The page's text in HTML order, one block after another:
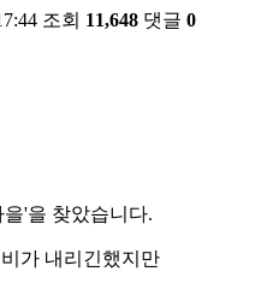
조회 11,648 댓글 0
'을 찾았습니다.
가 내리긴했지만